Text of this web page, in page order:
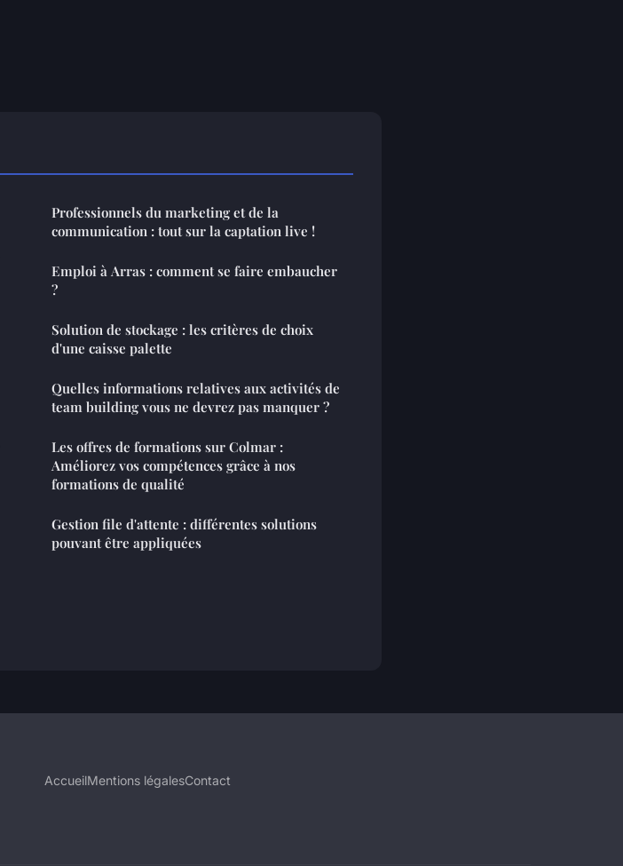
Professionnels du marketing et de la
communication : tout sur la captation live !
Emploi à Arras : comment se faire embaucher
?
Solution de stockage : les critères de choix
d'une caisse palette
Quelles informations relatives aux activités de
team building vous ne devrez pas manquer ?
Les offres de formations sur Colmar :
Améliorez vos compétences grâce à nos
formations de qualité
Gestion file d'attente : différentes solutions
pouvant être appliquées
AccueilMentions légalesContact